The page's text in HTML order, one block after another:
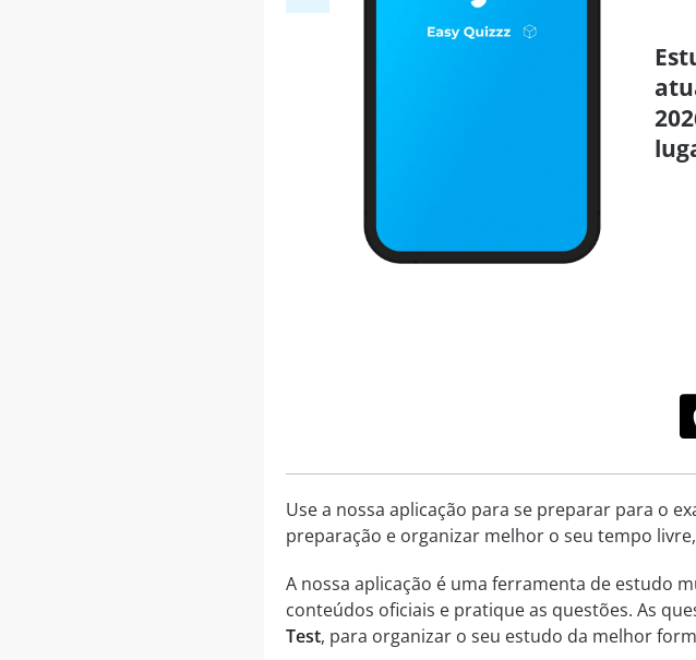
Use a nossa aplicação para se preparar para o
preparação e organizar melhor o seu tempo
A nossa aplicação é uma ferramenta de estudo
conteúdos oficiais e pratique as questões. As
Test, para organizar o seu estudo da melhor